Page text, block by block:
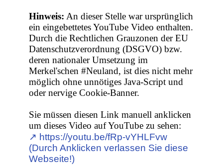
Hinweis: An dieser Stelle war ursprünglich
ein eingebettetes YouTube Video enthalten.
Durch die Rechtlichen Grauzonen der EU
Datenschutzverordnung (DSGVO) bzw.
deren nationaler Umsetzung im
Merkel'schen #Neuland, ist dies nicht mehr
möglich ohne unnötiges Java-Script und
oder nervige Cookie-Banner.
Sie müssen diesen Link manuell anklicken
um dieses Video auf YouTube zu sehen:
↗︎ https://youtu.be/fRp-vYHLFvw
(Durch Anklicken verlassen Sie diese
Webseite!)